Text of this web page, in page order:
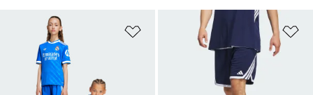
Dodaj do listy życzeń